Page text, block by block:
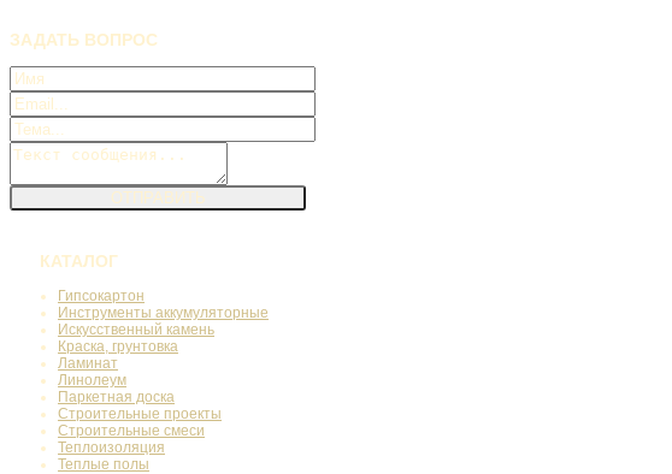
ЗАДАТЬ ВОПРОС
КАТАЛОГ
Гипсокартон
Инструменты аккумуляторные
Искусственный камень
Краска, грунтовка
Ламинат
Линолеум
Паркетная доска
Строительные проекты
Строительные смеси
Теплоизоляция
Теплые полы